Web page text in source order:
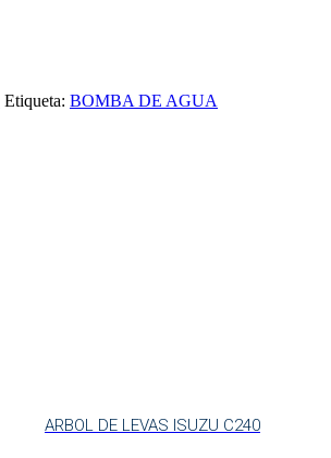
Etiqueta: BOMBA DE AGUA
ARBOL DE LEVAS ISUZU C240